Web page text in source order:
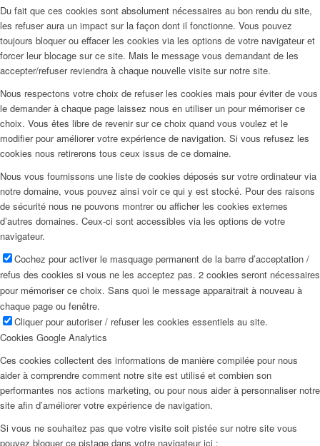
Du fait que ces cookies sont absolument nécessaires au bon rendu du site,
les refuser aura un impact sur la façon dont il fonctionne. Vous pouvez
toujours bloquer ou effacer les cookies via les options de votre navigateur et
forcer leur blocage sur ce site. Mais le message vous demandant de les
accepter/refuser reviendra à chaque nouvelle visite sur notre site.
Nous respectons votre choix de refuser les cookies mais pour éviter de vous
le demander à chaque page laissez nous en utiliser un pour mémoriser ce
choix. Vous êtes libre de revenir sur ce choix quand vous voulez et le
modifier pour améliorer votre expérience de navigation. Si vous refusez les
cookies nous retirerons tous ceux issus de ce domaine.
Nous vous fournissons une liste de cookies déposés sur votre ordinateur via
notre domaine, vous pouvez ainsi voir ce qui y est stocké. Pour des raisons
de sécurité nous ne pouvons montrer ou afficher les cookies externes
d’autres domaines. Ceux-ci sont accessibles via les options de votre
navigateur.
Cochez pour activer le masquage permanent de la barre d’acceptation /
refus des cookies si vous ne les acceptez pas. 2 cookies seront nécessaires
pour mémoriser ce choix. Sans quoi le message apparaitrait à nouveau à
chaque page ou fenêtre.
Cliquer pour autoriser / refuser les cookies essentiels au site.
Cookies Google Analytics
Ces cookies collectent des informations de manière compilée pour nous
aider à comprendre comment notre site est utilisé et combien son
performantes nos actions marketing, ou pour nous aider à personnaliser notre
site afin d’améliorer votre expérience de navigation.
Si vous ne souhaitez pas que votre visite soit pistée sur notre site vous
pouvez bloquer ce pistage dans votre navigateur ici :